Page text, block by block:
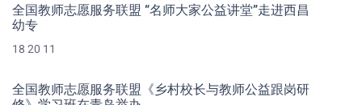
全国教师志愿服务联盟 “名师大家公益讲堂”走进西昌
幼专
18 20 11
全国教师志愿服务联盟《乡村校长与教师公益跟岗研